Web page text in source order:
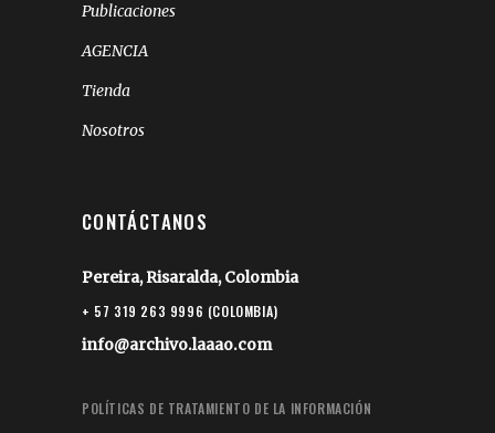
Publicaciones
AGENCIA
Tienda
Nosotros
CONTÁCTANOS
Pereira, Risaralda, Colombia
+ 57 319 263 9996 (COLOMBIA)
info@archivo.laaao.com
POLÍTICAS DE TRATAMIENTO DE LA INFORMACIÓN